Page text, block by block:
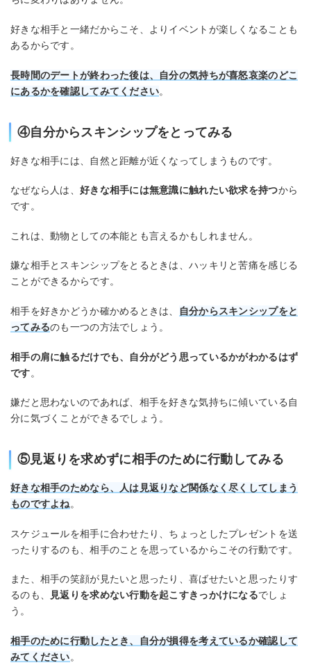
好きな相手と一緒だからこそ、よりイベントが楽しくなることも
あるからです。
長時間のデートが終わった後は、自分の気持ちが喜怒哀楽のどこ
にあるかを確認してみてください。
④自分からスキンシップをとってみる
好きな相手には、自然と距離が近くなってしまうものです。
なぜなら人は、 好きな相手には無意識に触れたい欲求を持つから
です。
これは、動物としての本能とも言えるかもしれません。
嫌な相手とスキンシップをとるときは、ハッキリと苦痛を感じる
ことができるからです。
相手を好きかどうか確かめるときは、
自分からスキンシップをと
ってみるのも一つの方法でしょう。
相手の肩に触るだけでも、自分がどう思っているかがわかるはず
です。
嫌だと思わないのであれば、相手を好きな気持ちに傾いている自
分に気づくことができるでしょう。
⑤見返りを求めずに相手のために行動してみる
好きな相手のためなら、人は見返りなど関係なく尽くしてしまう
ものですよね。
スケジュールを相手に合わせたり、ちょっとしたプレゼントを送
ったりするのも、相手のことを思っているからこその行動です。
また、相手の笑顔が見たいと思ったり、喜ばせたいと思ったりす
るのも、
見返りを求めない行動を起こすきっかけになるでしょ
う。
相手のために行動したとき、自分が損得を考えているか確認して
みてください。